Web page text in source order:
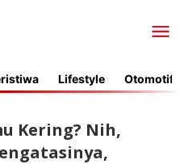
Lifestyle Otomotif
Kering? Nih,